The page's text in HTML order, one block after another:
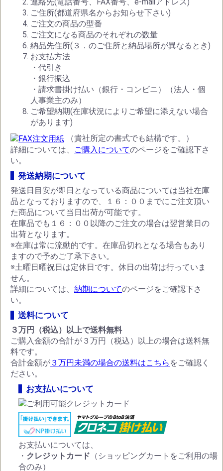
ご住所(都道府県名からお知らせ下さい)
ご注文の商品の型番
ご注文になる商品のそれぞれの数量
納品先住所(３．のご住所と納品場所が異なるとき)
お支払方法
・代引き
・銀行振込
・請求書掛け払い（銀行・コンビニ）（法人・個
人事業主のみ）
ご希望納期(在庫状況によりご希望に添えない場合
があります)
（貴社所定の書式でも結構です。）
詳細については、
ご購入についてのページをご確認下さ
い。
発送納期について
発送日目安が即日となっている商品については当社在庫
品となっておりますので、１６：００までにご注文頂い
た商品について当日出荷が可能です。
在庫品でも１６：００以降のご注文の場合は翌営業日の
出荷となります。
※在庫は常に流動的です。在庫品切れとなる場合もあり
ますので予めご了承下さい。
※土曜日曜祝日は定休日です。休日の出荷は行っていま
せん。
詳細については、 納期についてのページをご確認下さ
い。
送料について
３万円（税込）以上で送料無料
ご購入金額の合計が３万円（税込）以上の場合は送料無
料です。
合計金額が ３万円未満の場合の送料はこちら をご確認く
ださい。
お支払いについて
お支払いについては、
・ クレジットカード （ショッピングカートをご利用の場
合のみ）